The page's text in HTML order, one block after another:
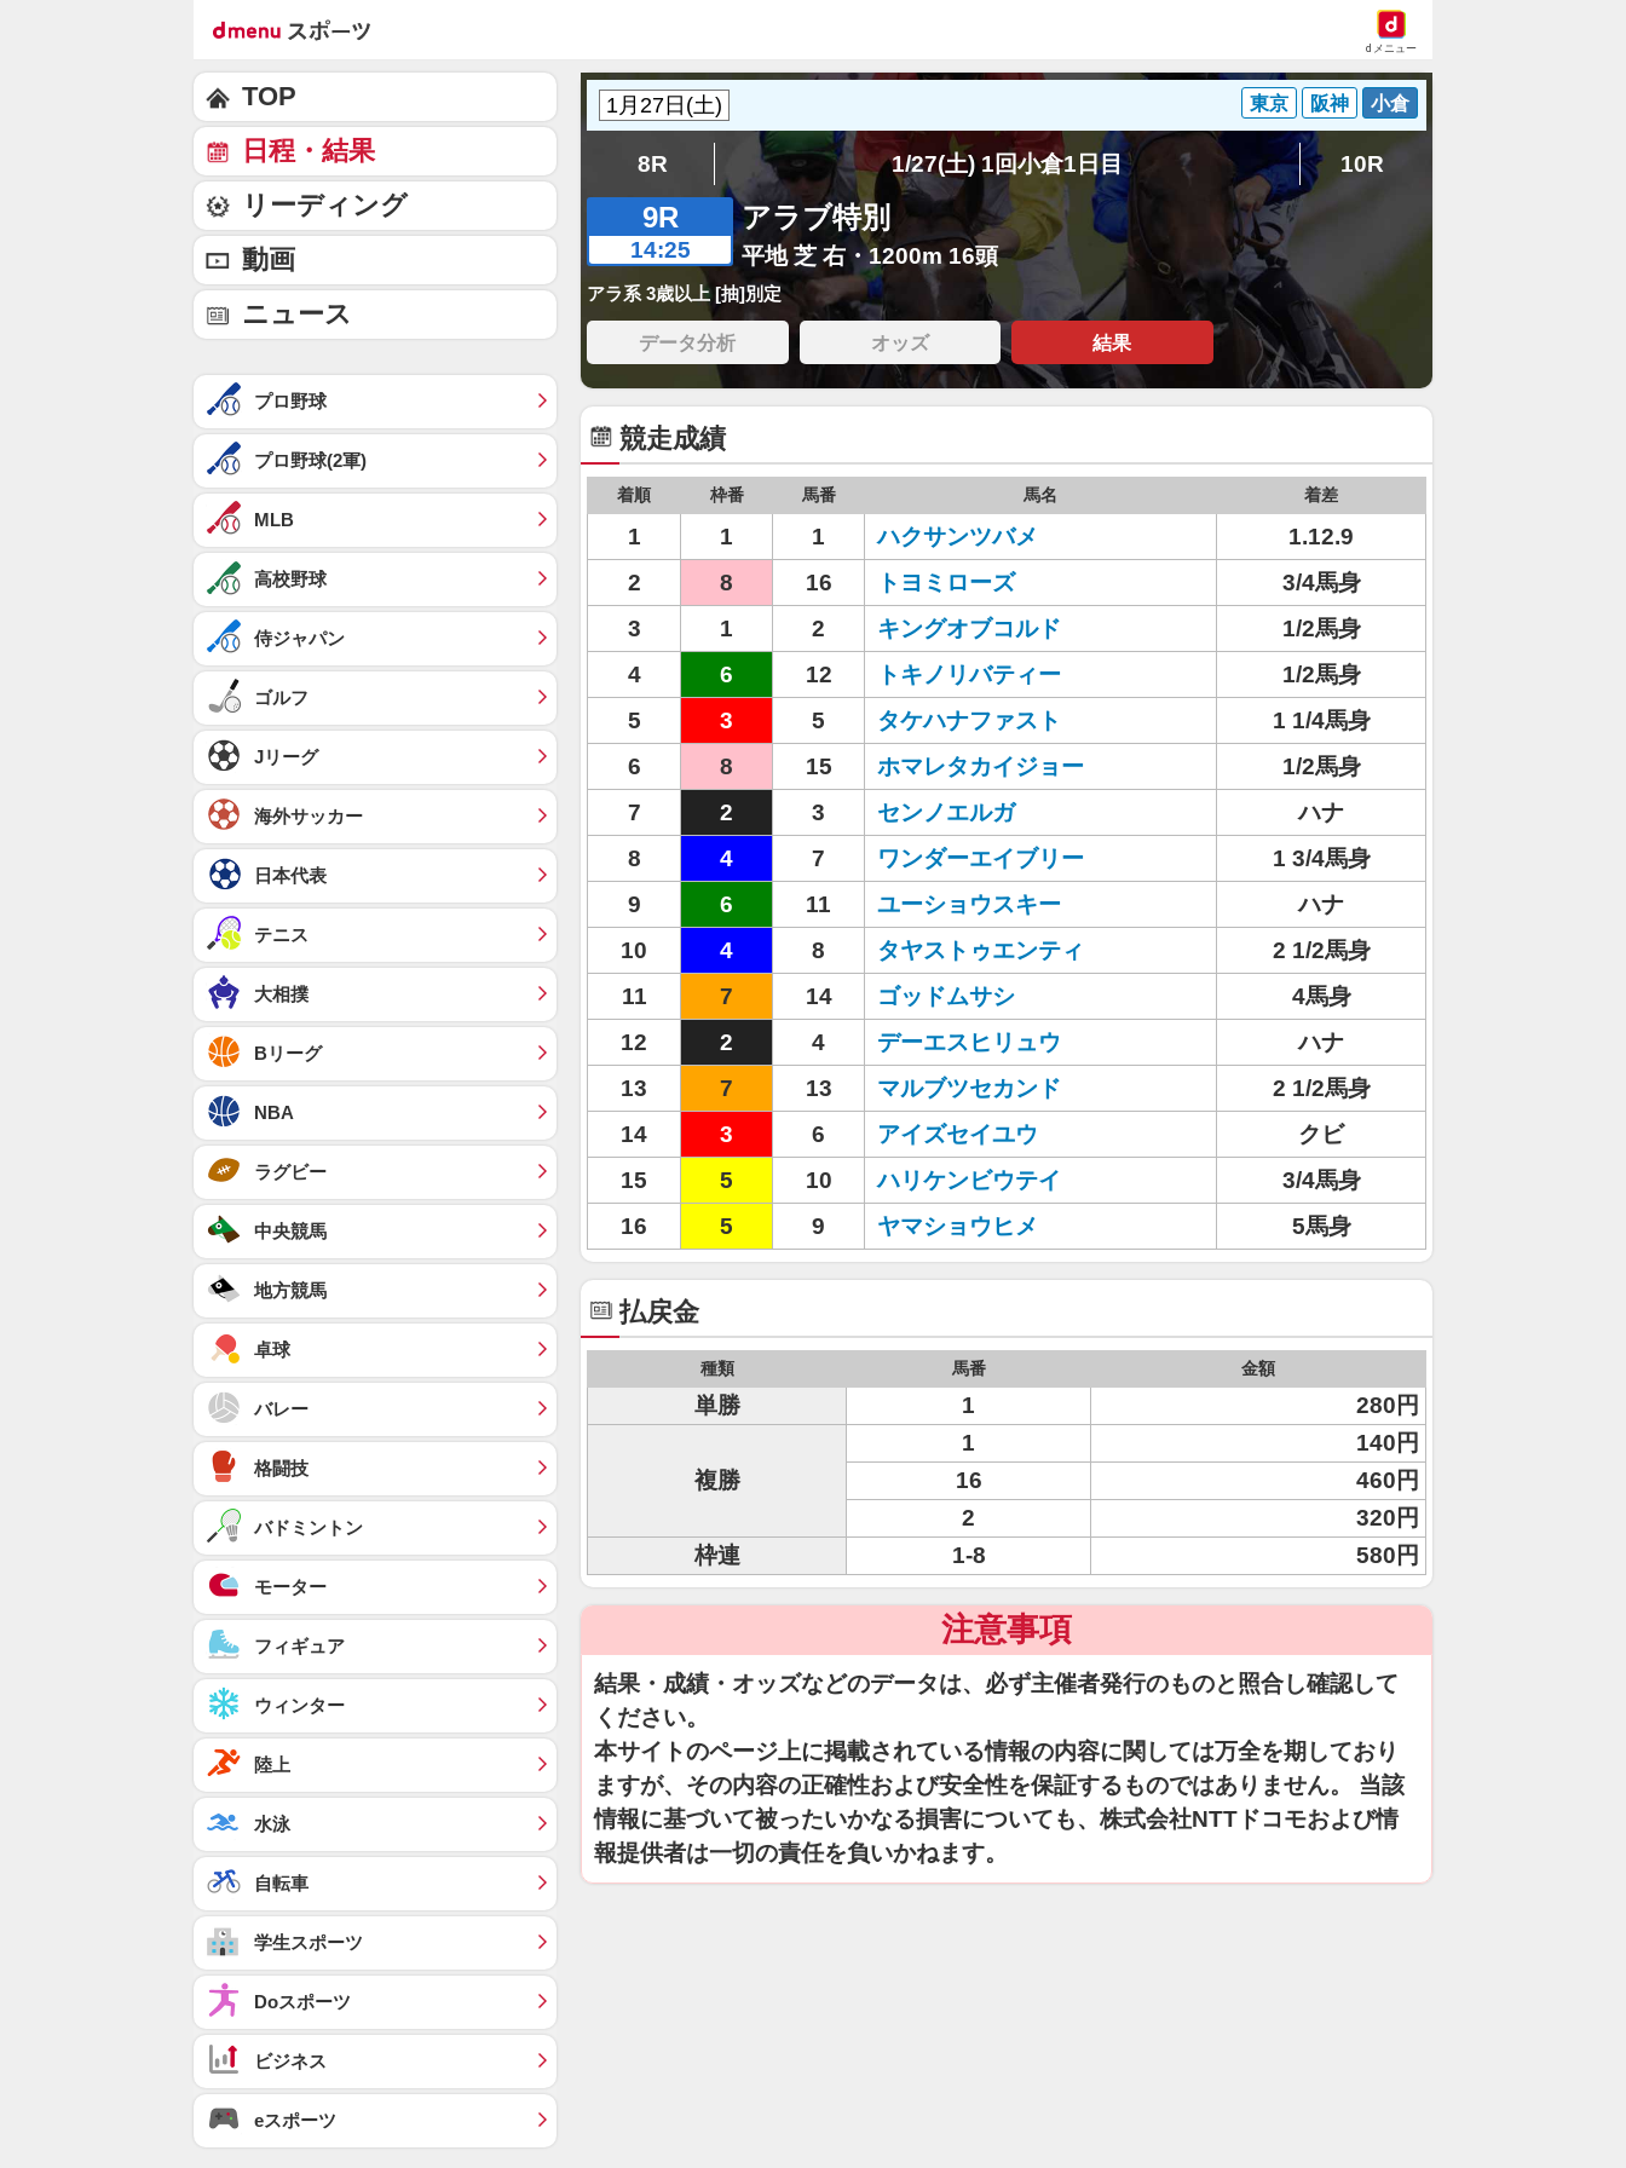
dメニュー
東京 阪神 小倉
8R 1/27(土) 1回小倉1日目 10R
9R
14:25
アラブ特別
平地 芝 右・1200m 16頭
アラ系 3歳以上 [抽]別定
データ分析 オッズ 結果
競走成績
着順 枠番 馬番 馬名 着差
1 1 1 ハクサンツバメ
1.12.9
2
8 16 トヨミローズ
3/4馬身
3
1 2 キングオブコルド
1/2馬身
4
6 12 トキノリバティー
1/2馬身
5
3 5 タケハナファスト
1 1/4馬身
6
8 15 ホマレタカイジョー
1/2馬身
7
2 3 センノエルガ
ハナ
8
4 7 ワンダーエイブリー
1 3/4馬身
9
6 11 ユーショウスキー
ハナ
10
4 8 タヤストゥエンティ
2 1/2馬身
11
7 14 ゴッドムサシ
4馬身
12
2 4 デーエスヒリュウ
ハナ
13
7 13 マルブツセカンド
2 1/2馬身
14
3 6 アイズセイユウ
クビ
15
5 10 ハリケンビウテイ
3/4馬身
16
5 9 ヤマショウヒメ 5馬身
払戻金
種類 馬番 金額
単勝 1 280円
複勝
1
140円
16
460円
2
320円
枠連
1-8 580円
注意事項
結果・成績・オッズなどのデータは、必ず主催者発行のものと照合し確認して
ください。
本サイトのページ上に掲載されている情報の内容に関しては万全を期しており
ますが、その内容の正確性および安全性を保証するものではありません。 当該
情報に基づいて被ったいかなる損害についても、株式会社NTTドコモおよび情
報提供者は一切の責任を負いかねます。
TOP
日程・結果
リーディング
動画
ニュース
プロ野球
プロ野球(2軍)
MLB
高校野球
侍ジャパン
ゴルフ
Jリーグ
海外サッカー
日本代表
テニス
大相撲
Bリーグ
NBA
ラグビー
中央競馬
地方競馬
卓球
バレー
格闘技
バドミントン
モーター
フィギュア
ウィンター
陸上
水泳
自転車
学生スポーツ
Doスポーツ
ビジネス
eスポーツ